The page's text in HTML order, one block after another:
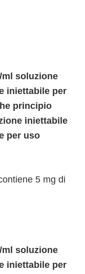
soluzione
iniettabile per
principio
iniettabile
per uso
5 mg di
soluzione
iniettabile per